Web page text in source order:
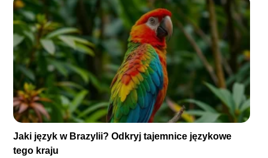
Jaki język w Brazylii? Odkryj tajemnice językowe
tego kraju